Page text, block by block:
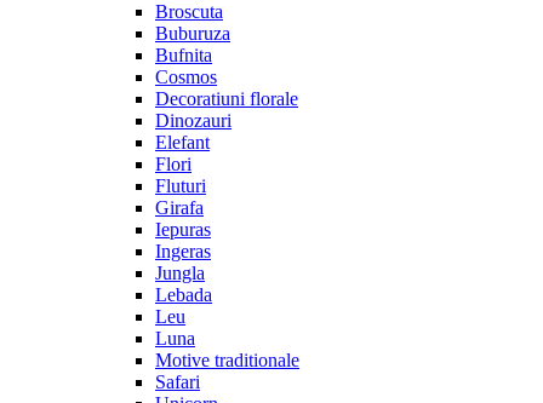
Broscuta
Buburuza
Bufnita
Cosmos
Decoratiuni florale
Dinozauri
Elefant
Flori
Fluturi
Girafa
Iepuras
Ingeras
Jungla
Lebada
Leu
Luna
Motive traditionale
Safari